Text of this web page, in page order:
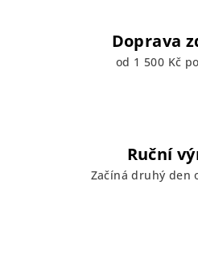
Doprava
od 1 500 Kč
Ruční
Začíná druhý den